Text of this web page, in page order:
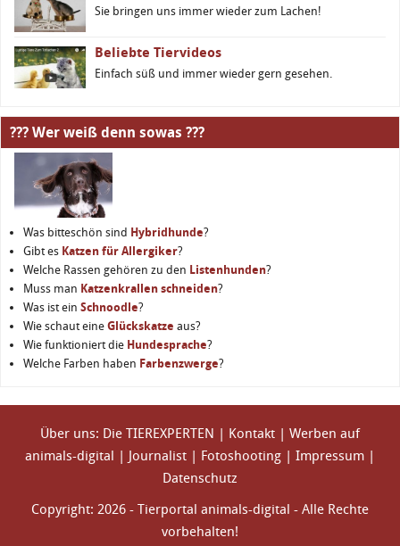
Sie bringen uns immer wieder zum Lachen!
Beliebte Tiervideos
Einfach süß und immer wieder gern gesehen.
??? Wer weiß denn sowas ???
Was bitteschön sind Hybridhunde?
Gibt es Katzen für Allergiker?
Welche Rassen gehören zu den Listenhunden?
Muss man Katzenkrallen schneiden?
Was ist ein Schnoodle?
Wie schaut eine Glückskatze aus?
Wie funktioniert die Hundesprache?
Welche Farben haben Farbenzwerge?
Über uns: Die TIEREXPERTEN | Kontakt | Werben auf
animals-digital | Journalist | Fotoshooting | Impressum |
Datenschutz
Copyright: 2026 - Tierportal animals-digital - Alle Rechte
vorbehalten!